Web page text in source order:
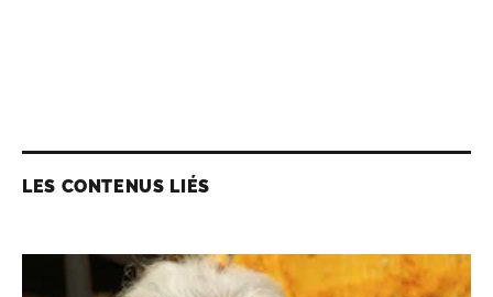
LES CONTENUS LIÉS